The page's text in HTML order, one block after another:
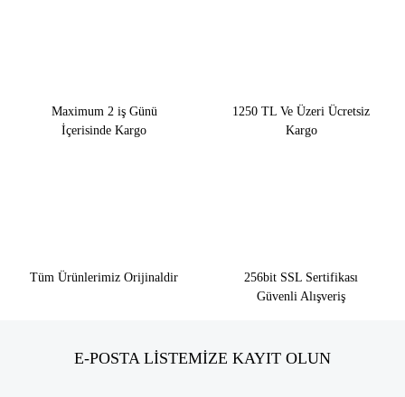
Maximum 2 iş Günü
İçerisinde Kargo
1250 TL Ve Üzeri Ücretsiz
Kargo
Tüm Ürünlerimiz Orijinaldir
256bit SSL Sertifikası
Güvenli Alışveriş
E-POSTA LİSTEMİZE KAYIT OLUN